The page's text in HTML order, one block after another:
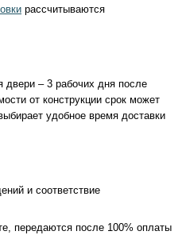
рассчитываются
двери – 3 рабочих дня после
от конструкции срок может
удобное время доставки
и соответствие
передаются после 100% оплаты